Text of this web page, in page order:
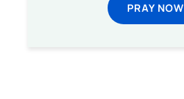
PRAY NOW